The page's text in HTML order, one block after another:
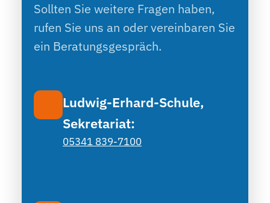
Sollten Sie weitere Fragen haben,
rufen Sie uns an oder vereinbaren Sie
ein Beratungsgespräch.
Ludwig-Erhard-Schule,
Sekretariat:
05341 839-7100